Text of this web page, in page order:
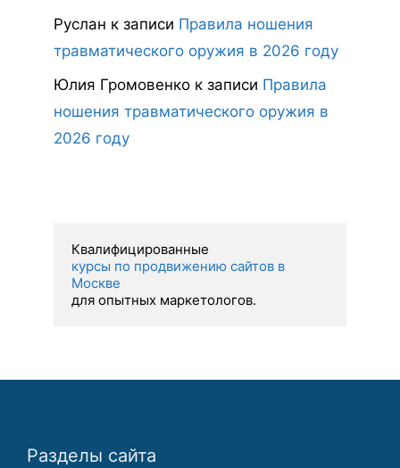
Руслан к записи Правила ношения
травматического оружия в 2026 году
Юлия Громовенко к записи Правила
ношения травматического оружия в
2026 году
курсы по продвижению сайтов в
Москве
для опытных маркетологов.
Разделы сайта